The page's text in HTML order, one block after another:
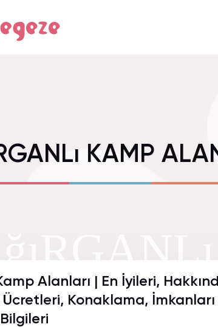
KAMP
Alanları | En İyileri,
Ücretleri, Konaklama, İmkanları